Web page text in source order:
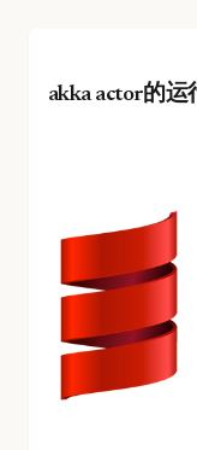
akka actor的运